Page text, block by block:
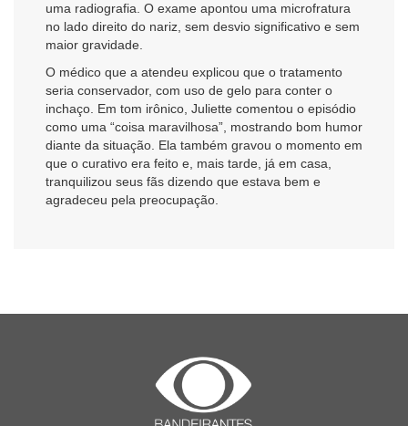
uma radiografia. O exame apontou uma microfratura
no lado direito do nariz, sem desvio significativo e sem
maior gravidade.
O médico que a atendeu explicou que o tratamento
seria conservador, com uso de gelo para conter o
inchaço. Em tom irônico, Juliette comentou o episódio
como uma “coisa maravilhosa”, mostrando bom humor
diante da situação. Ela também gravou o momento em
que o curativo era feito e, mais tarde, já em casa,
tranquilizou seus fãs dizendo que estava bem e
agradeceu pela preocupação.